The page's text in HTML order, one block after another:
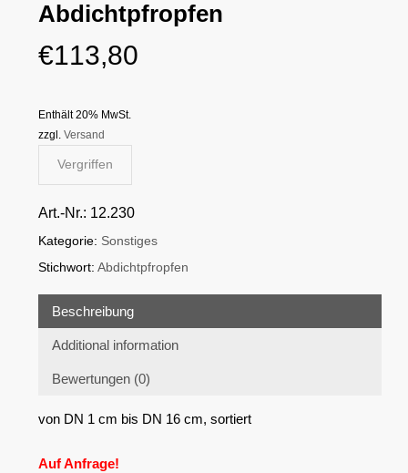
Abdichtpfropfen
€113,80
Enthält 20% MwSt.
zzgl. Versand
Vergriffen
Art.-Nr.: 12.230
Kategorie: Sonstiges
Stichwort: Abdichtpfropfen
Beschreibung
Additional information
Bewertungen (0)
von DN 1 cm bis DN 16 cm, sortiert
Auf Anfrage!